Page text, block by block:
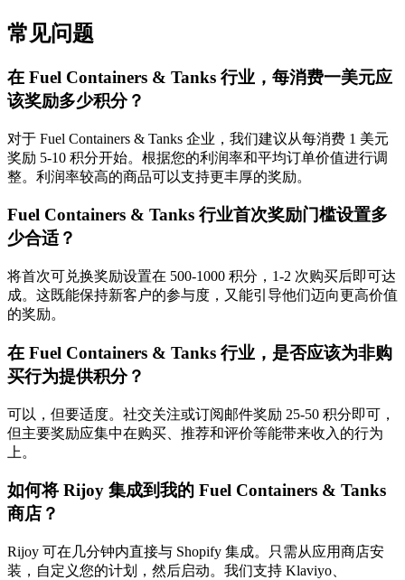
常见问题
在 Fuel Containers & Tanks 行业，每消费一美元应
该奖励多少积分？
对于 Fuel Containers & Tanks 企业，我们建议从每消费 1 美元
奖励 5-10 积分开始。根据您的利润率和平均订单价值进行调
整。利润率较高的商品可以支持更丰厚的奖励。
Fuel Containers & Tanks 行业首次奖励门槛设置多
少合适？
将首次可兑换奖励设置在 500-1000 积分，1-2 次购买后即可达
成。这既能保持新客户的参与度，又能引导他们迈向更高价值
的奖励。
在 Fuel Containers & Tanks 行业，是否应该为非购
买行为提供积分？
可以，但要适度。社交关注或订阅邮件奖励 25-50 积分即可，
但主要奖励应集中在购买、推荐和评价等能带来收入的行为
上。
如何将 Rijoy 集成到我的 Fuel Containers & Tanks
商店？
Rijoy 可在几分钟内直接与 Shopify 集成。只需从应用商店安
装，自定义您的计划，然后启动。我们支持 Klaviyo、